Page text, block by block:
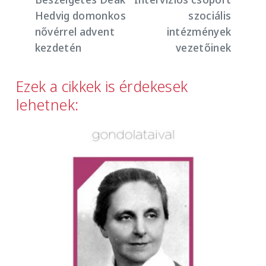
Hedvig domonkos
nővérrel advent
kezdetén
szociális
intézmények
vezetőinek
Ezek a cikkek is érdekesek
lehetnek: